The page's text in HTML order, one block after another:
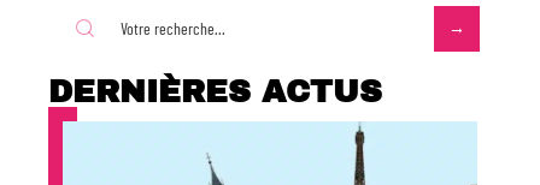
DERNIÈRES ACTUS